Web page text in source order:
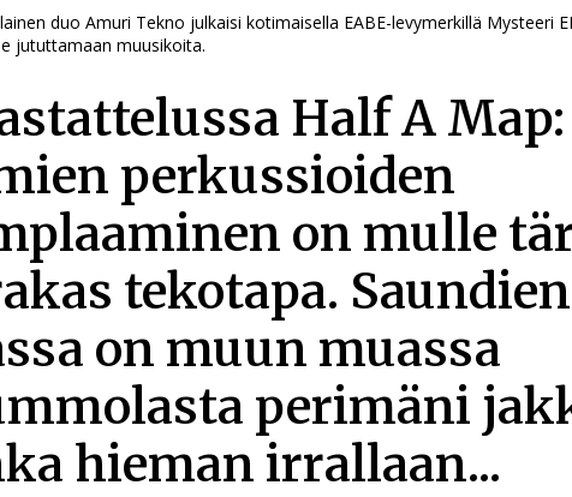
duo Amuri Tekno julkaisi kotimaisella EABE-levymerkillä Mysteeri
jututtamaan muusikoita.
Half A Map:
perkussioiden
on mulle
tekotapa. Saundien
on muun muassa
perimäni
hieman irrallaan...